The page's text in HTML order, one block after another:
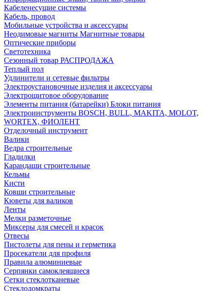
Кабеленесущие системы
Кабель, провод
Мобильные устройства и аксессуары
Неодимовые магниты Магнитные товары
Оптические приборы
Светотехника
Сезонный товар РАСПРОДАЖА
Теплый пол
Удлинители и сетевые фильтры
Электроустановочные изделия и аксессуары
Электрощитовое оборудование
Элементы питания (батарейки) Блоки питания
Электроинструменты BOSCH, BULL, MAKITA, MOLOT,
WORTEX, ФИОЛЕНТ
Отделочный инструмент
Валики
Ведра строительные
Гладилки
Карандаши строительные
Кельмы
Кисти
Ковши строительные
Кюветы для валиков
Ленты
Мелки разметочные
Миксеры для смесей и красок
Отвесы
Пистолеты для пены и герметика
Просекатели для профиля
Правила алюминиевые
Серпянки самоклеящиеся
Сетки стеклотканевые
Стеклодомкраты